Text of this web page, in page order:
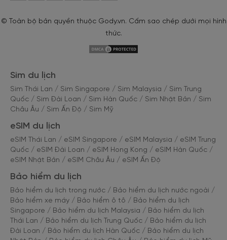
© Toàn bộ bản quyền thuộc Gody.vn. Cấm sao chép dưới mọi hình
thức.
Sim du lịch
Sim Thái Lan / Sim Singapore / Sim Malaysia / Sim Trung
Quốc / Sim Đài Loan / Sim Hàn Quốc / Sim Nhật Bản / Sim
Châu Âu / Sim Ấn Độ / Sim Mỹ
eSIM du lịch
eSIM Thái Lan / eSIM Singapore / eSIM Malaysia / eSIM Trung
Quốc / eSIM Đài Loan / eSIM Hong Kong / eSIM Hàn Quốc /
eSIM Nhật Bản / eSIM Châu Âu / eSIM Ấn Độ
Bảo hiểm du lịch
Bảo hiểm du lịch trong nước / Bảo hiểm du lịch nước ngoài /
Bảo hiểm xe máy / Bảo hiểm ô tô / Bảo hiểm du lịch
Singapore / Bảo hiểm du lịch Malaysia / Bảo hiểm du lịch
Thái Lan / Bảo hiểm du lịch Trung Quốc / Bảo hiểm du lịch
Đài Loan / Bảo hiểm du lịch Hàn Quốc / Bảo hiểm du lịch